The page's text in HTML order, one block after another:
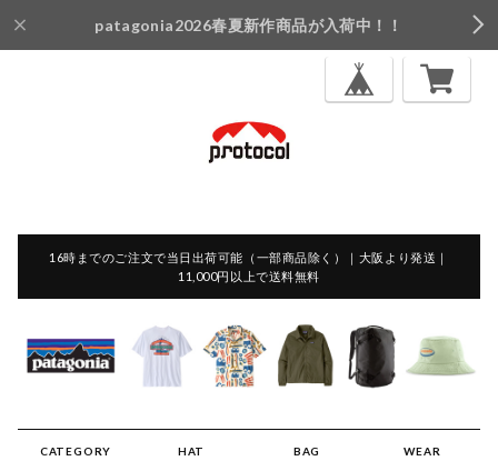
patagonia2026春夏新作商品が入荷中！！
16時までのご注文で当日出荷可能（一部商品除く）｜大阪より発送｜
11,000円以上で送料無料
CATEGORY HAT BAG WEAR